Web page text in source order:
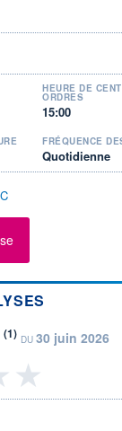
HEURE DE
ORDRES
15:00
FRÉQUENCE
Quotidienne
(1) DU 30 juin 2026